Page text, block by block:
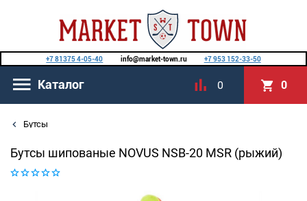
+7 81375 4-05-40 info@market-town.ru +7 953 152-33-50
Каталог 0 0
Бутсы
Бутсы шипованые NOVUS NSB-20 MSR (рыжий)